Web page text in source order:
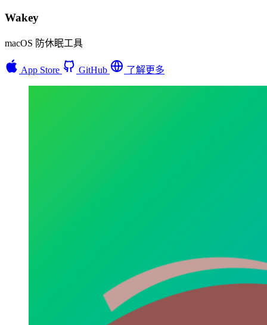
Wakey
macOS 防休眠工具
App Store GitHub 了解更多